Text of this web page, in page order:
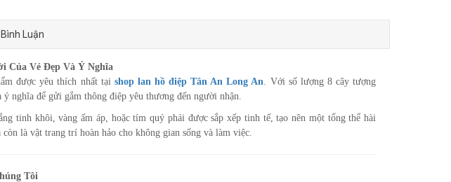
Bình Luận
Của Vẻ Đẹp Và Ý Nghĩa
được yêu thích nhất tại shop lan hồ điệp Tân An Long An . Với số lượng 8 cây tượng
nghĩa để gửi gắm thông điệp yêu thương đến người nhận.
tinh khôi, vàng ấm áp, hoặc tím quý phái được sắp xếp tinh tế, tạo nên một tổng thể hài
là vật trang trí hoàn hảo cho không gian sống và làm việc.
Tôi